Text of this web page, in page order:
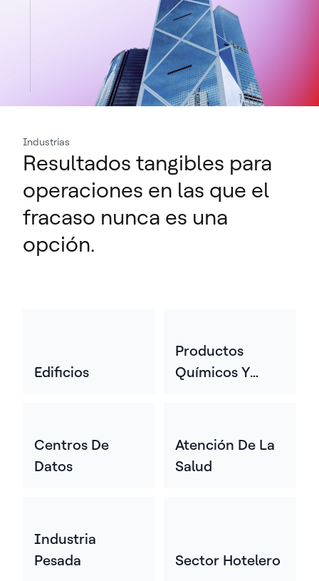
Industrias
Resultados tangibles para
operaciones en las que el
fracaso nunca es una
opción.
Edificios
Productos
Químicos Y
Centros De
Datos
Atención De La
Salud
Industria
Pesada
Sector Hotelero